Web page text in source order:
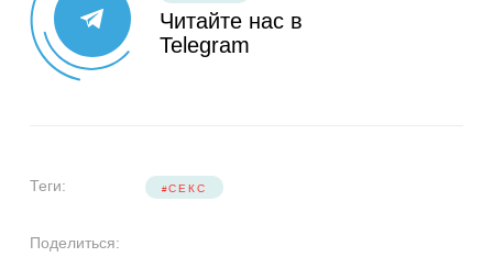
Читайте нас в
Telegram
Теги: СЕКС
Поделиться: